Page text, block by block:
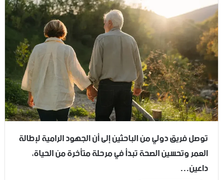
توصل فريق دولي من الباحثين إلى أن الجهود الرامية لإطالة
العمر وتحسين الصحة تبدأ في مرحلة متأخرة من الحياة،
داعين…